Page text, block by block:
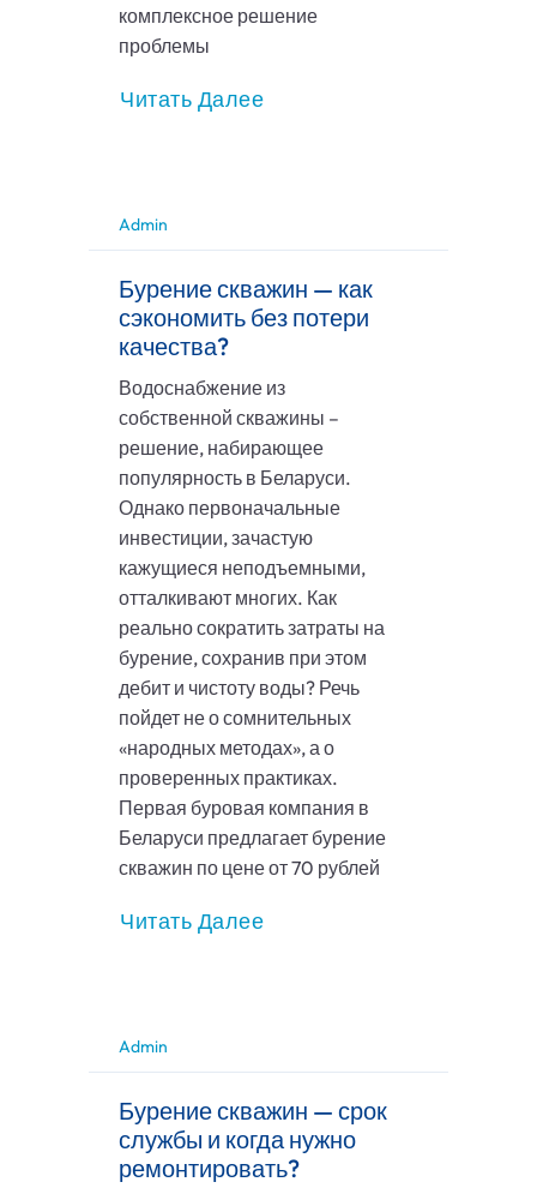
комплексное решение
проблемы
Читать Далее
Admin
Бурение скважин — как
сэкономить без потери
качества?
Водоснабжение из
собственной скважины –
решение, набирающее
популярность в Беларуси.
Однако первоначальные
инвестиции, зачастую
кажущиеся неподъемными,
отталкивают многих. Как
реально сократить затраты на
бурение, сохранив при этом
дебит и чистоту воды? Речь
пойдет не о сомнительных
«народных методах», а о
проверенных практиках.
Первая буровая компания в
Беларуси предлагает бурение
скважин по цене от 70 рублей
Читать Далее
Admin
Бурение скважин — срок
службы и когда нужно
ремонтировать?